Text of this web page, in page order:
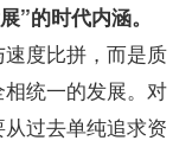
”的时代内涵。
度比拼，而是质
统一的发展。对
过去单纯追求资